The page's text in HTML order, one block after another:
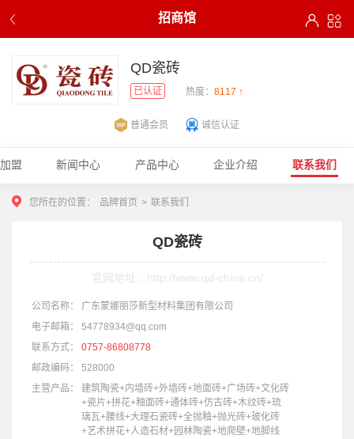
招商馆
QD瓷砖
已认证 热度： 8117 ↑
普通会员 诚信认证
盟 新闻中心 产品中心 企业介绍 联系我们
您所在的位置： 品牌首页 > 联系我们
QD瓷砖
官网地址：http://www.qd-china.cn/
公司名称：
广东蒙娜丽莎新型材料集团有限公司
电子邮箱：
54778934@qq.com
联系方式：
0757-86808778
邮政编码：
528000
主营产品：
建筑陶瓷+内墙砖+外墙砖+地面砖+广场砖+文化砖
+瓷片+拼花+釉面砖+通体砖+仿古砖+木纹砖+琉
璃瓦+腰线+大理石瓷砖+全抛釉+抛光砖+玻化砖
+艺术拼花+人造石材+园林陶瓷+地爬壁+地脚线